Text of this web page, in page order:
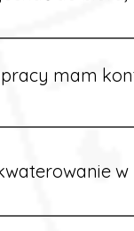
w naszym
mam
w